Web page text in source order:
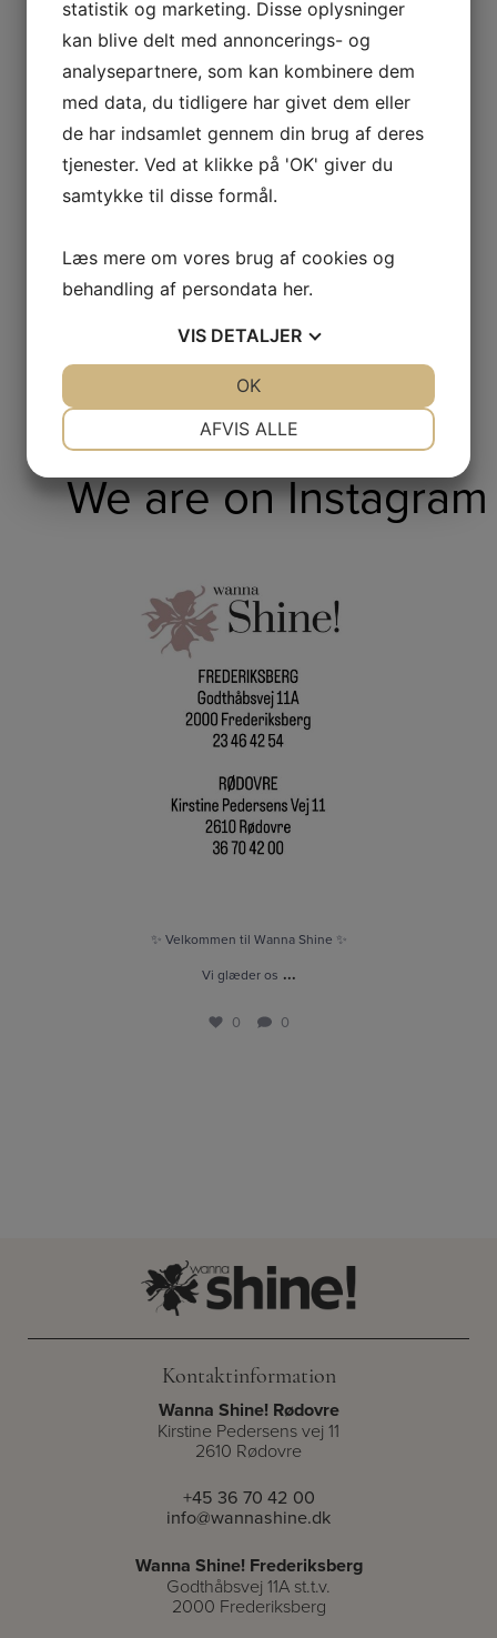
Regler
De regler, der gælder for Wanna Shine brug af cookies, findes
nedenfor.
Bekendtgørelse om cookies
Vejledning om cookies
Du er velkommen til at kontakte os hvis du har yderligere
spørgsmål til anvendelsen af cookies på wannashine.dk.
We are on Instagram
Vi glæder os...
✨ Velkommen til Wanna Shine ✨
Vi glæder os ...
0 0
Kontaktinformation
Wanna Shine! Rødovre
Kirstine Pedersens vej 11
2610 Rødovre
+45 36 70 42 00
info@wannashine.dk
Wanna Shine! Frederiksberg
Godthåbsvej 11A st.t.v.
2000 Frederiksberg
statistik og marketing. Disse oplysninger
kan blive delt med annoncerings- og
analysepartnere, som kan kombinere dem
med data, du tidligere har givet dem eller
de har indsamlet gennem din brug af deres
tjenester. Ved at klikke på 'OK' giver du
samtykke til disse formål.
Læs mere om vores brug af cookies og
behandling af persondata her.
VIS DETALJER
MARKETING STATISTIK
AFVIS ALLE
OK